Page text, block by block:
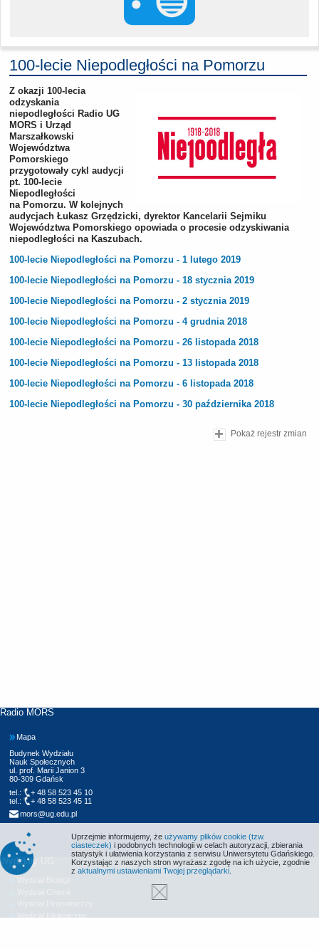
100-lecie Niepodległości na Pomorzu
Z okazji 100-lecia
odzyskania
niepodległości Radio UG
MORS i Urząd
Marszałkowski
Województwa
Pomorskiego
przygotowały cykl audycji
pt. 100-lecie
Niepodległości
na Pomorzu. W kolejnych
audycjach Łukasz Grzędzicki, dyrektor Kancelarii Sejmiku
Województwa Pomorskiego opowiada o procesie odzyskiwania
niepodległości na Kaszubach.
100-lecie Niepodległości na Pomorzu - 1 lutego 2019
100-lecie Niepodległości na Pomorzu - 18 stycznia 2019
100-lecie Niepodległości na Pomorzu - 2 stycznia 2019
100-lecie Niepodległości na Pomorzu - 4 grudnia 2018
100-lecie Niepodległości na Pomorzu - 26 listopada 2018
100-lecie Niepodległości na Pomorzu - 13 listopada 2018
100-lecie Niepodległości na Pomorzu - 6 listopada 2018
100-lecie Niepodległości na Pomorzu - 30 października 2018
Pokaż rejestr zmian
Radio MORS
Mapa
Budynek Wydziału
Nauk Społecznych
ul. prof. Marii Janion 3
80-309 Gdańsk
tel.:
+ 48 58 523 45 10
tel.:
+ 48 58 523 45 11
mors@ug.edu.pl
Wydziały UG
Uprzejmie informujemy, że używamy plików cookie (tzw.
ciasteczek) i podobnych technologii w celach autoryzacji, zbierania
statystyk i ułatwienia korzystania z serwisu Uniwersytetu Gdańskiego.
Korzystając z naszych stron wyrażasz zgodę na ich użycie, zgodnie
z aktualnymi ustawieniami Twojej przeglądarki